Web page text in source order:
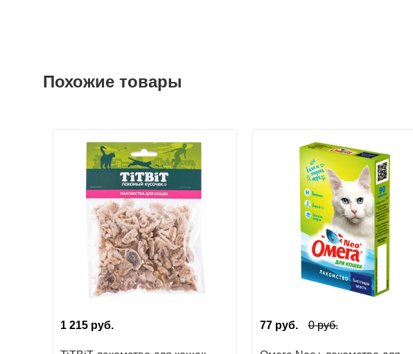
Похожие товары
1 215 руб. 77руб. 0руб.